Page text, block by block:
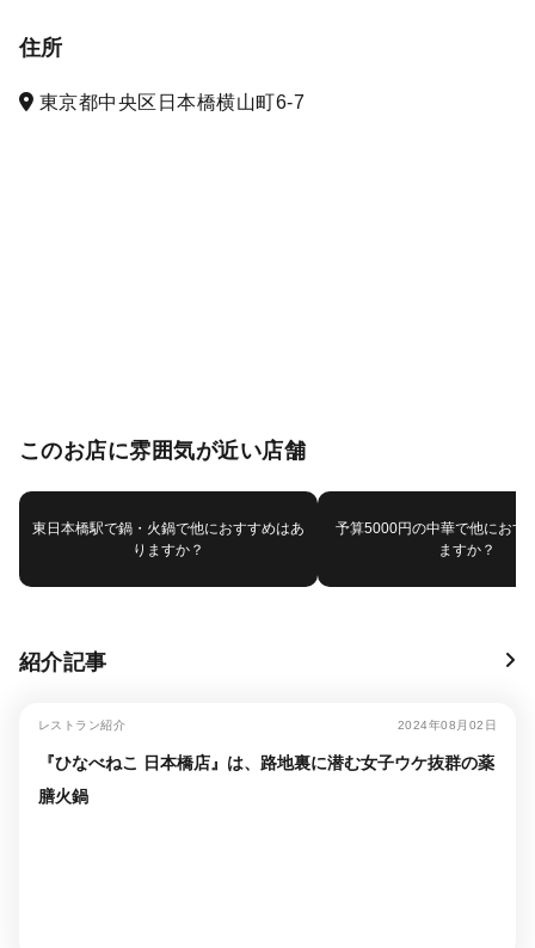
住所
東京都中央区日本橋横山町6-7
このお店に雰囲気が近い店舗
東日本橋駅で鍋・火鍋で他におすすめはあ
りますか？
予算5000円の中華で他におす
ますか？
紹介記事
レストラン紹介 2024年08月02日
『ひなべねこ 日本橋店』は、路地裏に潜む女子ウケ抜群の薬
膳火鍋